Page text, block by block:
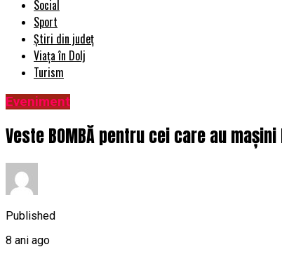
Social
Sport
Știri din județ
Viața în Dolj
Turism
Eveniment
Veste BOMBĂ pentru cei care au mașini
Published
8 ani ago